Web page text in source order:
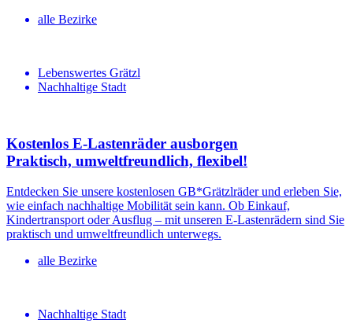
alle Bezirke
Lebenswertes Grätzl
Nachhaltige Stadt
Kostenlos E-Lastenräder ausborgen
Praktisch, umwelt­freundlich, flexibel!
Entdecken Sie unsere kostenlosen GB*Grätzlräder und erleben Sie,
wie einfach nachhaltige Mobilität sein kann. Ob Einkauf,
Kindertransport oder Ausflug – mit unseren E-Lastenrädern sind Sie
praktisch und umweltfreundlich unterwegs.
alle Bezirke
Nachhaltige Stadt